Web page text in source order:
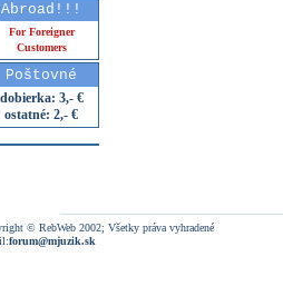
Abroad!!!
For Foreigner
Customers
Poštovné
dobierka: 3,- €
ostatné: 2,- €
© RebWeb 2002; Všetky práva vyhradené
forum@mjuzik.sk